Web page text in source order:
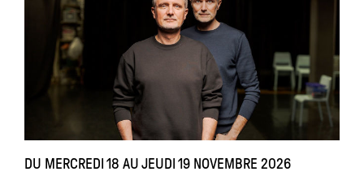
DU MERCREDI 18 AU JEUDI 19 NOVEMBRE 2026